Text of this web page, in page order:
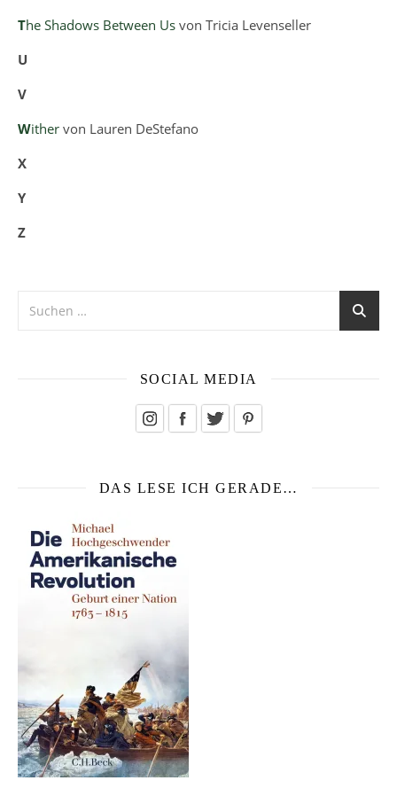
The Shadows Between Us von Tricia Levenseller
U
V
Wither von Lauren DeStefano
X
Y
Z
SOCIAL MEDIA
DAS LESE ICH GERADE…